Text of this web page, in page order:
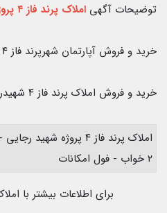
توضیحات آگهی املاک پرند فاز ۴ پروژه شهید رجایی
خرید و فروش آپارتمان شهرپرند فاز ۴ شهید رجایی
خرید و فروش املاک پرند فاز ۴ شهیدرجایی
املاک پرند فاز ۴ پروژه شهید رجایی - ۷۸ متر -
۲ خواب - فول امکانات
برای اطلاعات بیشتر با